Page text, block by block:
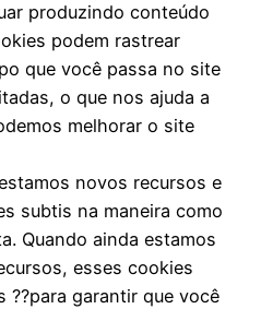
produzindo conteúdo
podem rastrear
que você passa no site
o que nos ajuda a
melhorar o site
novos recursos e
subtis na maneira como
Quando ainda estamos
esses cookies
??para garantir que você